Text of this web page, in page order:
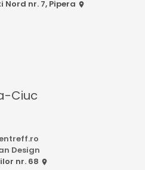
Nord nr. 7, Pipera
Ciuc
Design
nr. 68